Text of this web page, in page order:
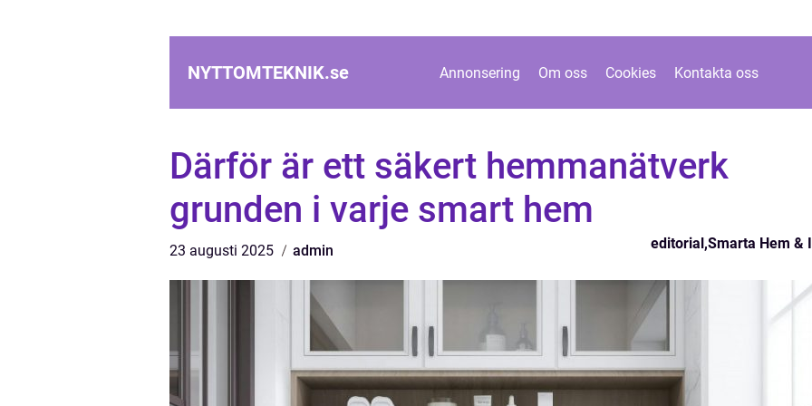
NYTTOMTEKNIK.se Annonsering Om oss Cookies Kontakta oss
Därför är ett säkert hemmanätverk
grunden i varje smart hem
23 augusti 2025 admin editorial,Smarta Hem &